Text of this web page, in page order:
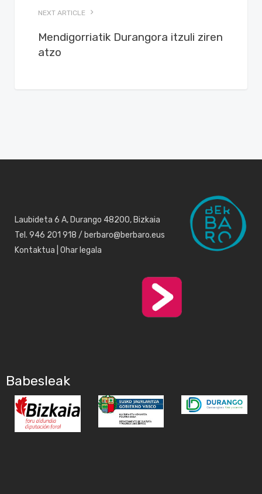
NEXT ARTICLE
Mendigorriatik Durangora itzuli ziren
atzo
Laubideta 6 A, Durango 48200, Bizkaia
Tel. 946 201 918 / berbaro@berbaro.eus
Kontaktua Ohar legala
Babesleak